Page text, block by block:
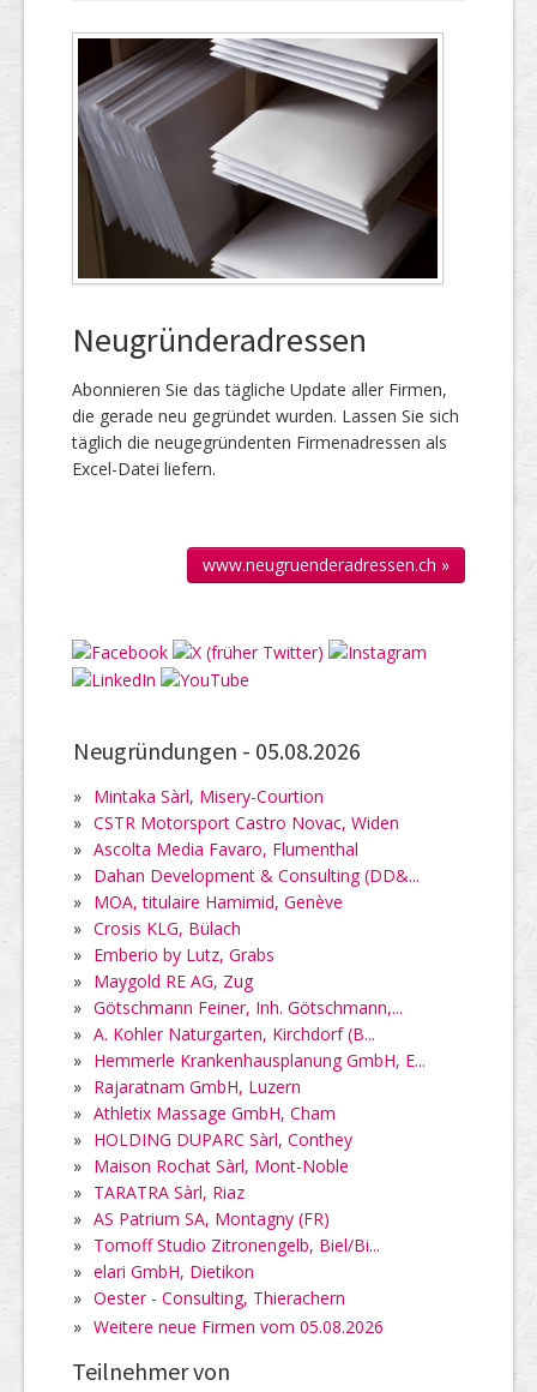
Neugründeradressen
Abonnieren Sie das täg­liche Up­date aller Firmen,
die gerade neu ge­gründet wur­den. Lassen Sie sich
täglich die neu­gegründenten Firmen­adressen als
Excel-Datei liefern.
www.neugruenderadressen.ch »
Neugründungen - 05.08.2026
» Mintaka Sàrl, Misery-Courtion
» CSTR Motorsport Castro Novac, Widen
» Ascolta Media Favaro, Flumenthal
» Dahan Development & Consulting (DD&...
» MOA, titulaire Hamimid, Genève
» Crosis KLG, Bülach
» Emberio by Lutz, Grabs
» Maygold RE AG, Zug
» Götschmann Feiner, Inh. Götschmann,...
» A. Kohler Naturgarten, Kirchdorf (B...
» Hemmerle Krankenhausplanung GmbH, E...
» Rajaratnam GmbH, Luzern
» Athletix Massage GmbH, Cham
» HOLDING DUPARC Sàrl, Conthey
» Maison Rochat Sàrl, Mont-Noble
» TARATRA Sàrl, Riaz
» AS Patrium SA, Montagny (FR)
» Tomoff Studio Zitronengelb, Biel/Bi...
» elari GmbH, Dietikon
» Oester - Consulting, Thierachern
» Weitere neue Firmen vom 05.08.2026
Teilnehmer von